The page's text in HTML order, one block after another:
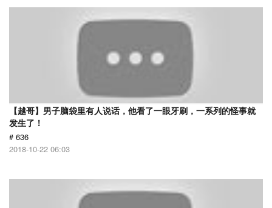
【越哥】男子脑袋里有人说话，他看了一眼牙刷，一系列的怪事就
发生了！
# 636
2018-10-22 06:03